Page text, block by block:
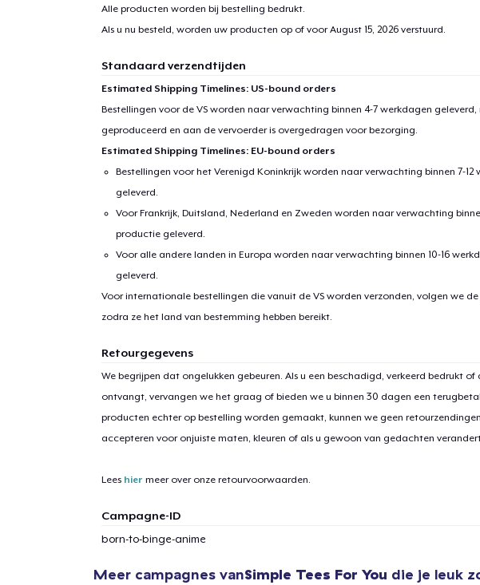
Alle producten worden bij bestelling bedrukt.
Als u nu besteld, worden uw producten op of voorAugust 15, 2026verstuurd.
Standaard verzendtijden
Estimated Shipping Timelines: US-bound orders
Bestellingen voor de VS worden naar verwachting binnen 4-7 werkdagen
geproduceerd en aan de vervoerder is overgedragen voor bezorging.
Estimated Shipping Timelines: EU-bound orders
Bestellingen voor het Verenigd Koninkrijk worden naar verwachting binnen 7-
geleverd.
Voor Frankrijk, Duitsland, Nederland en Zweden worden naar verwachting
productie geleverd.
Voor alle andere landen in Europa worden naar verwachting binnen 10-16
geleverd.
Voor internationale bestellingen die vanuit de VS worden verzonden, volgen we
zodra ze het land van bestemming hebben bereikt.
Retourgegevens
We begrijpen dat ongelukken gebeuren. Als u een beschadigd, verkeerd bedrukt
ontvangt, vervangen we het graag of bieden we u binnen 30 dagen een
producten echter op bestelling worden gemaakt, kunnen we geen
accepteren voor onjuiste maten, kleuren of als u gewoon van gedachten
Lees hier meer over onze retourvoorwaarden.
Campagne-ID
born-to-binge-anime
Meer campagnes vanSimple Tees For You die je leuk
1